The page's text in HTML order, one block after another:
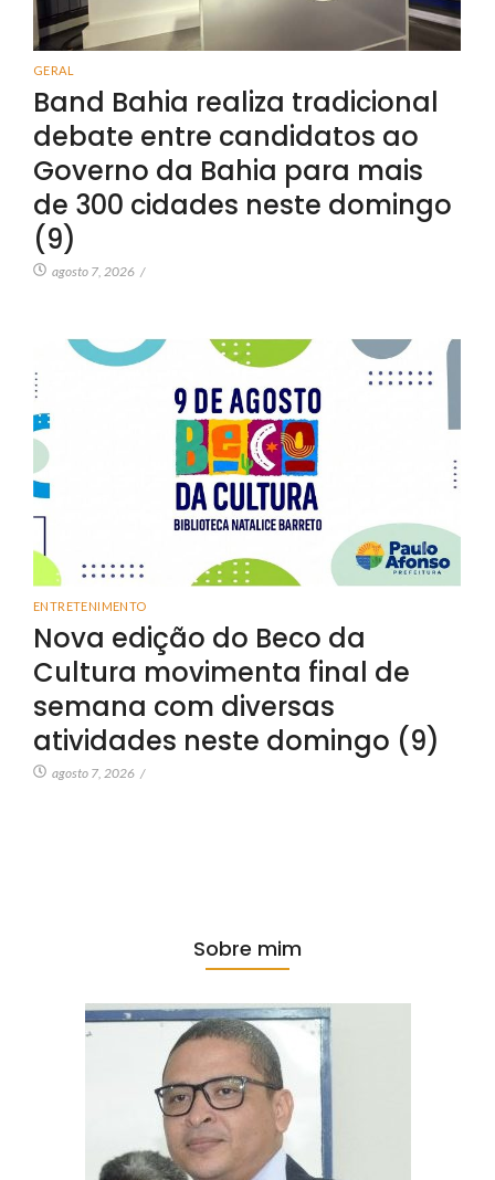
GERAL
Band Bahia realiza tradicional
debate entre candidatos ao
Governo da Bahia para mais
de 300 cidades neste domingo
(9)
agosto 7, 2026 /
ENTRETENIMENTO
Nova edição do Beco da
Cultura movimenta final de
semana com diversas
atividades neste domingo (9)
agosto 7, 2026 /
Sobre mim